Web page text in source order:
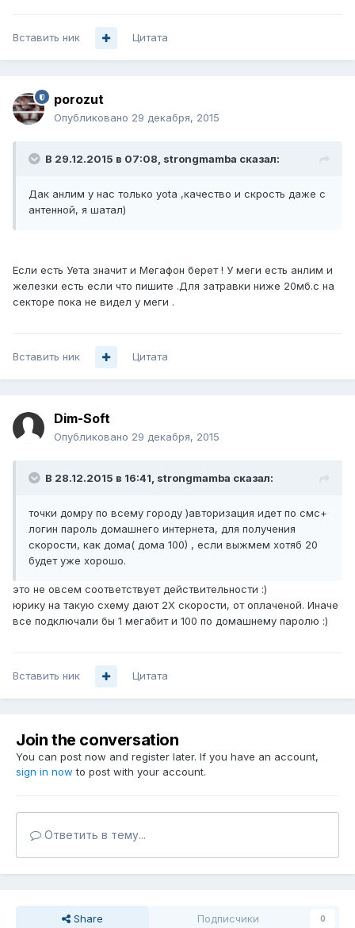
Вставить ник Цитата
porozut
Опубликовано 29 декабря, 2015
В 29.12.2015 в 07:08, strongmamba сказал:
Дак анлим у нас только уota ,качество и скрость даже с
антенной, я шатал)
Если есть Уета значит и Мегафон берет ! У меги есть анлим и
железки есть если что пишите .Для затравки ниже 20мб.с на
секторе пока не видел у меги .
Вставить ник Цитата
Dim-Soft
Опубликовано 29 декабря, 2015
В 28.12.2015 в 16:41, strongmamba сказал:
точки домру по всему городу )авторизация идет по смс+
логин пароль домашнего интернета, для получения
скорости, как дома( дома 100) , если выжмем хотяб 20
будет уже хорошо.
это не овсем соответствует действительности :)
юрику на такую схему дают 2Х скорости, от оплаченой. Иначе
все подключали бы 1 мегабит и 100 по домашнему паролю :)
Вставить ник Цитата
Join the conversation
You can post now and register later. If you have an account,
sign in now to post with your account.
Ответить в тему...
Share Подписчики 0